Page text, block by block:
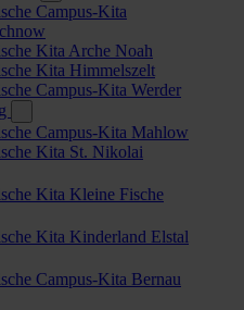
Campus-Kita
Kita Arche Noah
Kita Himmelszelt
Campus-Kita Werder
Campus-Kita Mahlow
Kita St. Nikolai
Kita Kleine Fische
Kita Kinderland Elstal
Campus-Kita Bernau